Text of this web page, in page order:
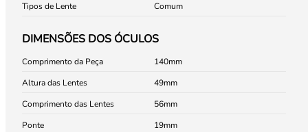
Tipos de Lente
Comum
DIMENSÕES DOS ÓCULOS
Comprimento da Peça
140
Altura das Lentes
49
Comprimento das Lentes
56
Ponte
19